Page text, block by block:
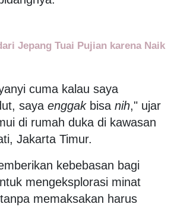
Jepang Tuai Pujian karena Naik
cuma kalau saya
saya enggakbisa nih," ujar
di rumah duka di kawasan
Jakarta Timur.
kebebasan bagi
mengeksplorasi minat
memaksakan harus